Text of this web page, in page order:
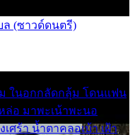
ล (ซาวด์ดนตรี)
ในอกกลัดกลุ้ม โดนแฟน
ล่อ มาพะเน้าพะนอ
ศร้า น้ำตาคลอเบ้า เฝ้า